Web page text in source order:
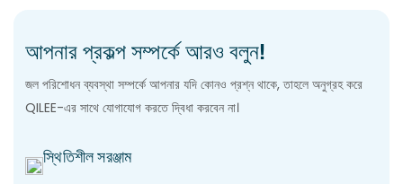
আপনার প্রকল্প সম্পর্কে আরও বলুন!
জল পরিশোধন ব্যবস্থা সম্পর্কে আপনার যদি কোনও প্রশ্ন থাকে, তাহলে অনুগ্রহ করে
QILEE-এর সাথে যোগাযোগ করতে দ্বিধা করবেন না।
স্থিতিশীল সরঞ্জাম